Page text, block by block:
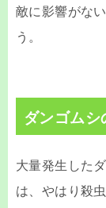
敵に影響がな
う。
ダンゴムシ
大量発生した
は、やはり殺